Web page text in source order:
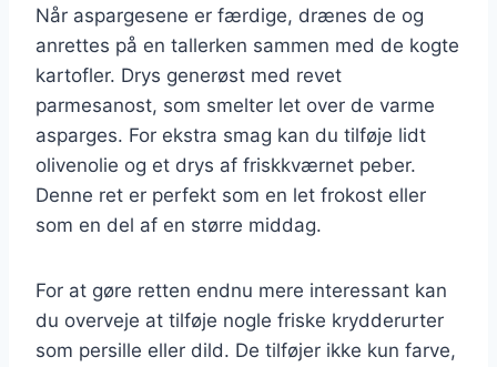
Når aspargesene er færdige, drænes de og
anrettes på en tallerken sammen med de kogte
kartofler. Drys generøst med revet
parmesanost, som smelter let over de varme
asparges. For ekstra smag kan du tilføje lidt
olivenolie og et drys af friskkværnet peber.
Denne ret er perfekt som en let frokost eller
som en del af en større middag.
For at gøre retten endnu mere interessant kan
du overveje at tilføje nogle friske krydderurter
som persille eller dild. De tilføjer ikke kun farve,